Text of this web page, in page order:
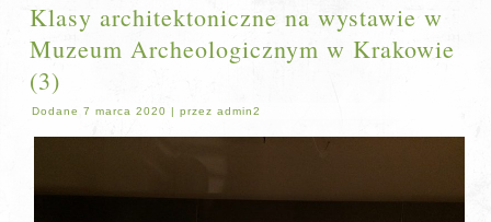
Klasy architektoniczne na wystawie w
Muzeum Archeologicznym w Krakowie
(3)
Dodane 7 marca 2020 |przez admin2